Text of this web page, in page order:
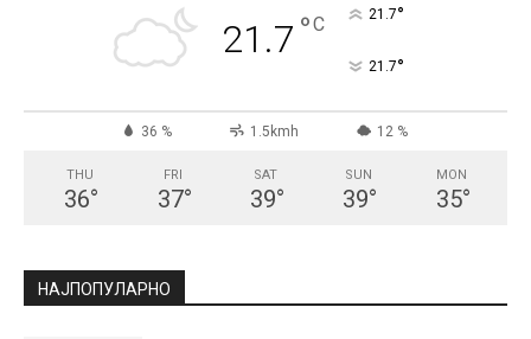
21.7 °C 21.7°
21.7°
36 % 1.5kmh 12 %
THU
36°
FRI
37°
SAT
39°
SUN
39°
MON
35°
НАЈПОПУЛАРНО